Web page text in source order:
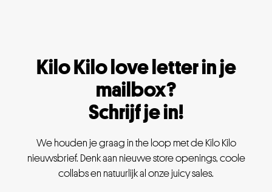
Kilo Kilo love letter in je
mailbox?
Schrijf je in!
We houden je graag in the loop met de Kilo Kilo
nieuwsbrief. Denk aan nieuwe store openings, coole
collabs en natuurlijk al onze juicy sales.